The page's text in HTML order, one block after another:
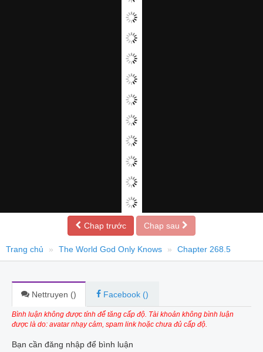
Chap trước Chap sau
Trang chủ The World God Only Knows Chapter 268.5
Nettruyen () Facebook ()
Bình luận không được tính để tăng cấp độ. Tài khoản không bình luận
được là do: avatar nhạy cảm, spam link hoặc chưa đủ cấp độ.
Bạn cần đăng nhập để bình luận